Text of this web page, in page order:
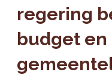
regering
budget en